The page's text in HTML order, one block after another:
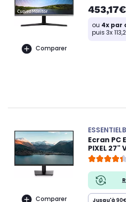
Comparer
453,17€
ou 4x par
puis 3x
Comparer
ESSENTIELB
Ecran PC
PIXEL 27"
Jusqu'à